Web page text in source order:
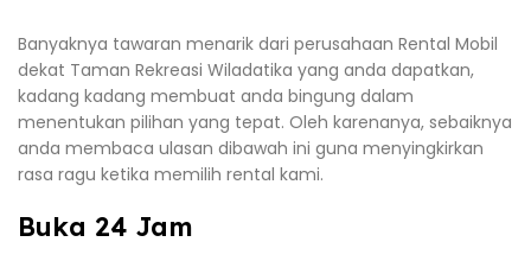
Banyaknya tawaran menarik dari perusahaan Rental Mobil
dekat Taman Rekreasi Wiladatika yang anda dapatkan,
kadang kadang membuat anda bingung dalam
menentukan pilihan yang tepat. Oleh karenanya, sebaiknya
anda membaca ulasan dibawah ini guna menyingkirkan
rasa ragu ketika memilih rental kami.
Buka 24 Jam